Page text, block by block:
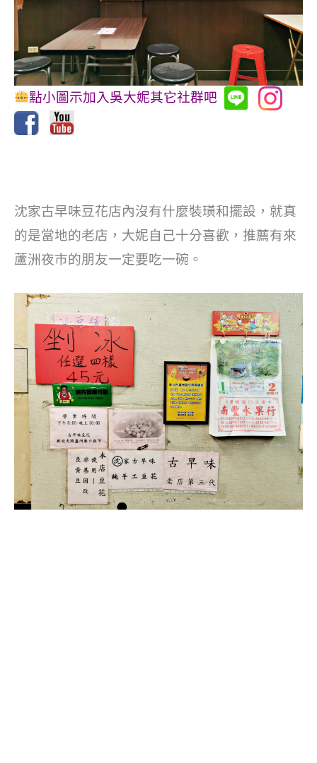
點小圖示加入吳大妮其它社群吧
沈家古早味豆花店內沒有什麼裝璜和擺設，就真
的是當地的老店，大妮自己十分喜歡，推薦有來
蘆洲夜市的朋友一定要吃一碗。